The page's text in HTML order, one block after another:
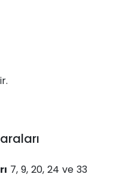
7, 9, 20, 24 ve 33